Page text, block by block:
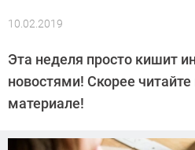
10.02.2019
Автор:
Савенко
Эта неделя просто кишит
новостями! Скорее
материале!